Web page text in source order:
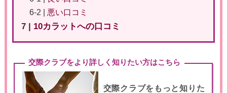
6-2 | 悪い口コミ
7 | 10カラットへの口コミ
交際クラブをより詳しく知りたい方はこちら
交際クラブをもっと知りた